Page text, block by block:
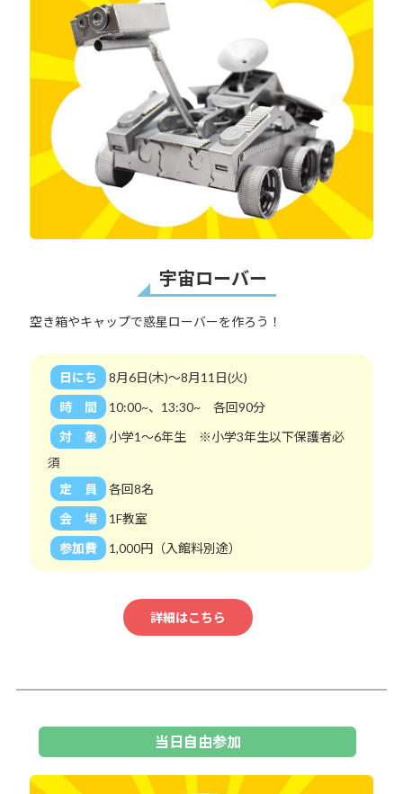
宇宙ローバー
空き箱やキャップで惑星ローバーを作ろう！
日にち
8月6日(木)～8月11日(火)
時 間
10:00~、13:30~ 各回90分
対 象
小学1～6年生 ※小学3年生以下保護者必
須
定 員
各回8名
会 場
1F教室
参加費
1,000円（入館料別途）
詳細はこちら
当日自由参加